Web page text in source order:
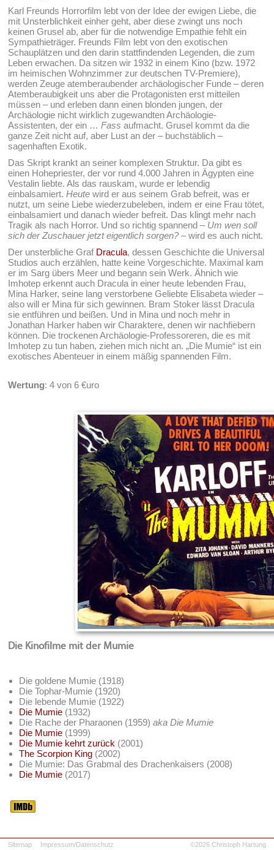
Karl Freunds Horrorfilm lebt von der Idee der ewigen Liebe, die
mit Unsterblichkeit einher geht, aber diese zwingt uns noch
keinen Grusel ab, aber für die notwendige Empathie fehlt ein
Sympathieträger. Freunds Film lebt von den exotischen
Schauplätzen und den darin stattfindenden Legenden, die zum
Leben erwachen. Da sitzen wir 1932 in einem Kino (bzw. 1972
im heimischen Wohnzimmer zur deutschen TV-Premiere),
werden Zeuge atemberaubender archäologischer Funde – deren
Atemberaubigkeit uns aber die Protagonisten erst mitteilen
müssen – und erleben dann einen blonden jungen, der
Archäologie nicht wirklich zugewandten Archäologie-
Assistenten, der ein …Fass aufmacht. Grusel kommt da die
ganze Zeit nicht auf, aber Lust an der – buchstäblich –
sagenhaften Exotik.
Das Skript krankt an seiner komplexen Struktur. Da gibt es
einen Hohepriester, der vor rund 4.000 Jahren in Ägypten eine
Vestalin liebte. Als das rauskam, wurde er lebendig
einbalsamiert.Heute wird er aus seinem Grab befreit, was er
nutzt, um seine Liebe wiederzubeleben, indem er eine Frau tötet,
einbalsamiert und danach wieder befreit. Das klingt mehr nach
Tragik als nach Horror. Und so richtig spannend – Um wen soll
sich der Zuschauer jetzt eigentlich sorgen?– wird es auch nicht.
Der unsterbliche Graf Dracula, dessen Geschichte die Universal
Studios auch erzählen, hatte keine Vorgeschichte. Maximal kam
er im Sarg übers Meer und begann sein Werk. Ähnich wie
Imhotep erkennt auch Dracula in einer heute lebenden Frau,
Mina Harker, seine lang verstorbene Geliebte Elisabeta wieder –
also will er Mina für sich gewinnen. Bram Stoker lässt Dracula
sie entführen und beißen. Und in Mina und noch mehr in
Jonathan Harker haben wir Charaktere, denen wir nachfiebern
können. Die trockenen Archäologie-Professoreren, die es mit
Imhotep zu tun haben, ziehen mich nicht an. „Die Mumie“ ist ein
exotisches Abenteuer in einem mäßig spannenden Film.
Wertung: 4 von 6 €uro
Die Kinofilme mit der Mumie
Die goldene Mumie (1918)
Die Tophar-Mumie (1920)
Die lebende Mumie (1922)
Die Mumie (1932)
Die Rache der Pharaonen (1959)aka Die Mumie
Die Mumie (1999)
Die Mumie kehrt zurück (2001)
The Scorpion King (2002)
Die Mumie: Das Grabmal des Drachenkaisers (2008)
Die Mumie (2017)
Sitemap Impressum/Datenschutz ©2026 Christoph Hartung